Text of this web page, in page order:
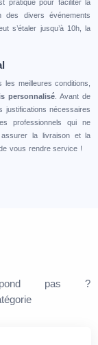
pratique pour faciliter la
des divers événements
s’étaler jusqu’à 10h, la
meilleures conditions,
personnalisé . Avant de
nécessaires
professionnels qui ne
assurer la livraison et la
vous rendre service !
pas ?